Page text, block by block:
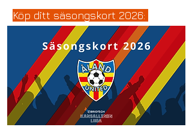
Köp ditt säsongskort 2026: